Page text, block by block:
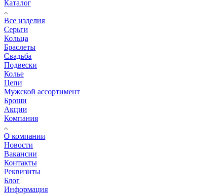
Каталог
Все изделия
Серьги
Кольца
Браслеты
Свадьба
Подвески
Колье
Цепи
Мужской ассортимент
Броши
Акции
Компания
О компании
Новости
Вакансии
Контакты
Реквизиты
Блог
Информация